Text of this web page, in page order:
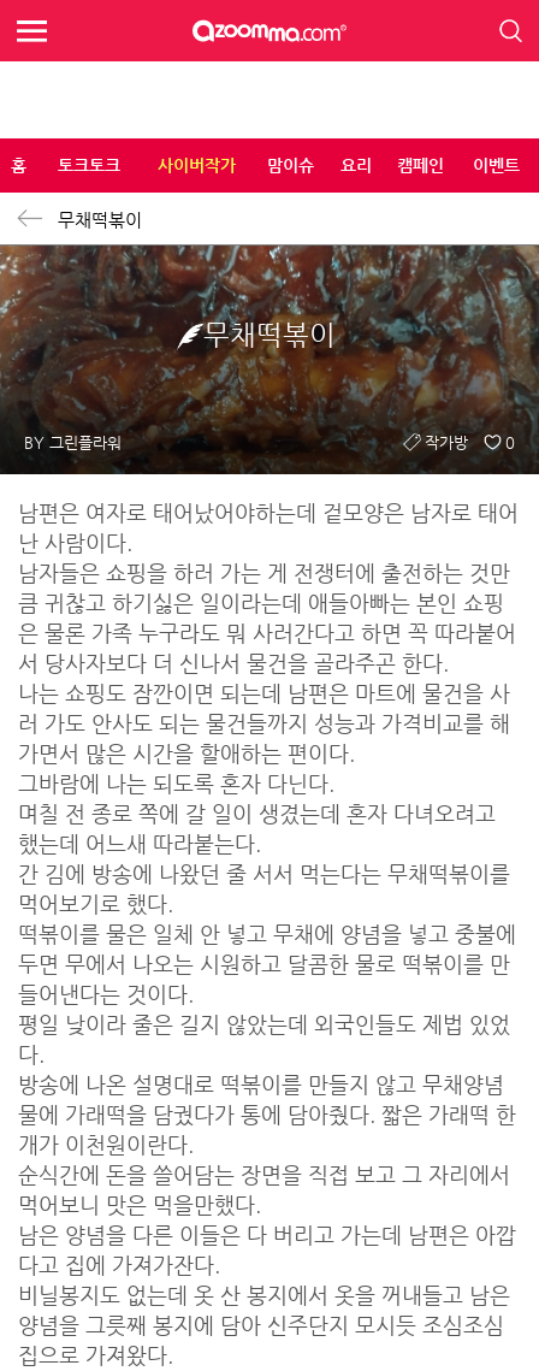
홈 토크토크 사이버작가 맘이슈 요리 캠페인 이벤트
무채떡볶이
무채떡볶이
BY 그린플라워 0
작가방
남편은 여자로 태어났어야하는데 겉모양은 남자로 태어
난 사람이다.
남자들은 쇼핑을 하러 가는 게 전쟁터에 출전하는 것만
큼 귀찮고 하기싫은 일이라는데 애들아빠는 본인 쇼핑
은 물론 가족 누구라도 뭐 사러간다고 하면 꼭 따라붙어
서 당사자보다 더 신나서 물건을 골라주곤 한다.
나는 쇼핑도 잠깐이면 되는데 남편은 마트에 물건을 사
러 가도 안사도 되는 물건들까지 성능과 가격비교를 해
가면서 많은 시간을 할애하는 편이다.
그바람에 나는 되도록 혼자 다닌다.
며칠 전 종로 쪽에 갈 일이 생겼는데 혼자 다녀오려고
했는데 어느새 따라붙는다.
간 김에 방송에 나왔던 줄 서서 먹는다는 무채떡볶이를
먹어보기로 했다.
떡볶이를 물은 일체 안 넣고 무채에 양념을 넣고 중불에
두면 무에서 나오는 시원하고 달콤한 물로 떡볶이를 만
들어낸다는 것이다.
평일 낮이라 줄은 길지 않았는데 외국인들도 제법 있었
다.
방송에 나온 설명대로 떡볶이를 만들지 않고 무채양념
물에 가래떡을 담궜다가 통에 담아줬다. 짧은 가래떡 한
개가 이천원이란다.
순식간에 돈을 쓸어담는 장면을 직접 보고 그 자리에서
먹어보니 맛은 먹을만했다.
남은 양념을 다른 이들은 다 버리고 가는데 남편은 아깝
다고 집에 가져가잔다.
비닐봉지도 없는데 옷 산 봉지에서 옷을 꺼내들고 남은
양념을 그릇째 봉지에 담아 신주단지 모시듯 조심조심
집으로 가져왔다.